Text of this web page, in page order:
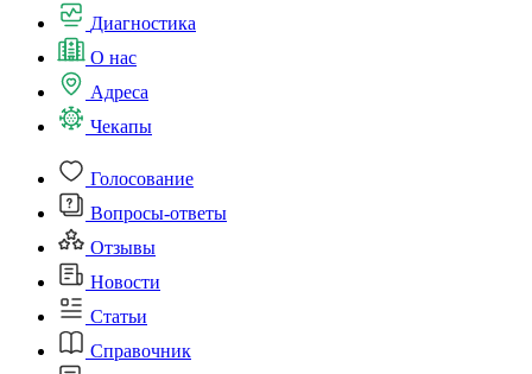
Диагностика
О нас
Адреса
Чекапы
Голосование
Вопросы-ответы
Отзывы
Новости
Статьи
Справочник